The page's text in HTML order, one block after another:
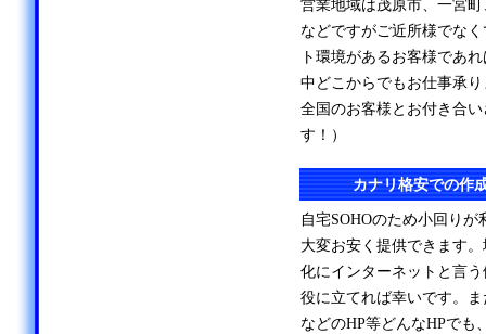
営業地域は茂原市、一宮
などですがご近所様でな
ト環境があるお客様であ
中どこからでもお仕事承
全国のお客様とお付き合
す！）
カナリ格安での作
自宅SOHOのため小回り
大変お安く提供できます
化にインターネットと言
役に立てれば幸いです。
などのHP等どんなHPでも